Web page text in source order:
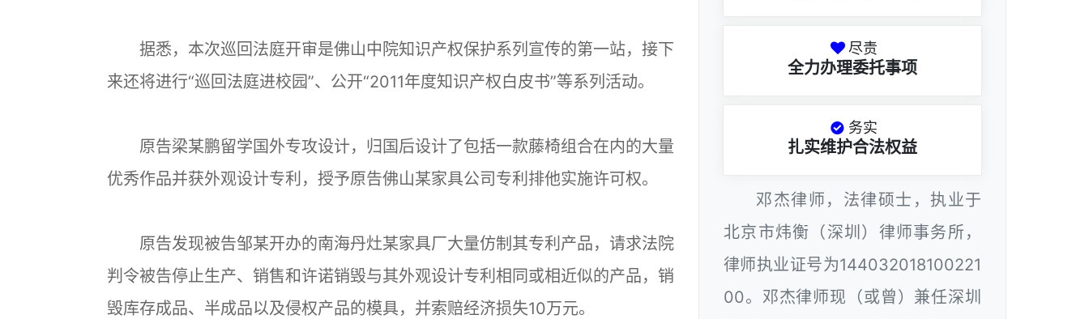
据悉，本次巡回法庭开审是佛山中院知识产权保护系列宣传的第一站，接下
来还将进行“巡回法庭进校园”、公开“2011年度知识产权白皮书”等系列活动。
原告梁某鹏留学国外专攻设计，归国后设计了包括一款藤椅组合在内的大量
优秀作品并获外观设计专利，授予原告佛山某家具公司专利排他实施许可权。
原告发现被告邹某开办的南海丹灶某家具厂大量仿制其专利产品，请求法院
判令被告停止生产、销售和许诺销毁与其外观设计专利相同或相近似的产品，销
毁库存成品、半成品以及侵权产品的模具，并索赔经济损失10万元。
尽责
全力办理委托事项
务实
扎实维护合法权益
邓杰律师，法律硕士，执业于
北京市炜衡（深圳）律师事务所，
律师执业证号为144032018100221
00。邓杰律师现（或曾）兼任深圳